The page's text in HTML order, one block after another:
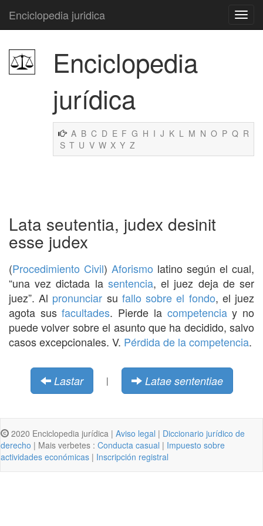
Enciclopedia juridica
Enciclopedia
jurídica
A B C D E F G H I J K L M N O P Q R
S T U V W X Y Z
Lata seutentia, judex desinit
esse judex
(Procedimiento Civil) Aforismo latino según el cual,
“una vez dictada la sentencia, el juez deja de ser
juez”. Al pronunciar su fallo sobre el fondo, el juez
agota susfacultades. Pierde la competenciay no
puede volver sobre el asunto que ha decidido, salvo
casos excepcionales. V. Pérdida de la competencia.
Lastar | Latae sententiae
2020 Enciclopedia jurídica | Aviso legal | Diccionario jurídico de
derecho | Mais verbetes : Conducta casual | Impuesto sobre
actividades económicas | Inscripción registral